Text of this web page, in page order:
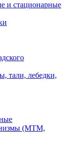
и стационарные
тали, лебедки,
(МТМ,